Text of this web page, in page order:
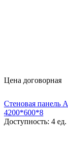
Цена договорная
Стеновая панель
4200*600*8
Доступность: 4 ед.